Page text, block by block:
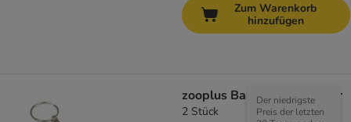
Zum Warenkorb
hinzufügen
zooplus Basics LED-Pointer
2 Stück
Der niedrigste
Preis der letzten